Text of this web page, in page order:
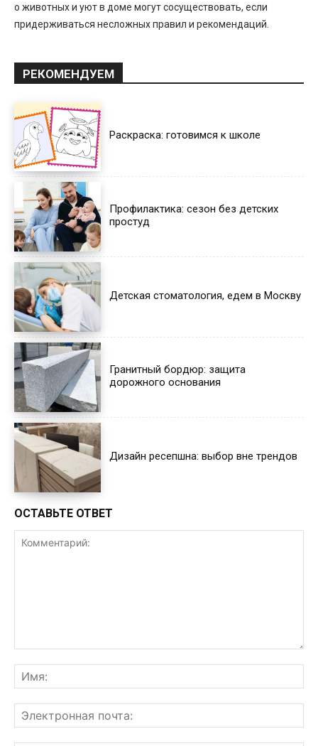
о животных и уют в доме могут сосуществовать, если
придерживаться несложных правил и рекомендаций.
РЕКОМЕНДУЕМ
Раскраска: готовимся к школе
Профилактика: сезон без детских
простуд
Детская стоматология, едем в Москву
Гранитный бордюр: защита
дорожного основания
Дизайн ресепшна: выбор вне трендов
ОСТАВЬТЕ ОТВЕТ